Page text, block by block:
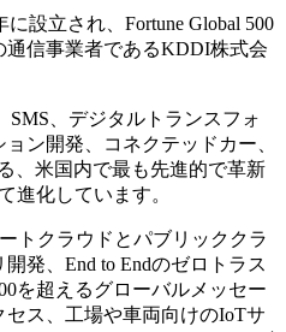
設立され、Fortune Global 500
信事業者であるKDDI株式会
、デジタルトランスフォ
ン開発、コネクテッドカー、
、米国内で最も先進的で革新
進化しています。
トクラウドとパブリッククラ
発、End to Endのゼロトラス
を超えるグローバルメッセー
ス、工場や車両向けのIoTサ